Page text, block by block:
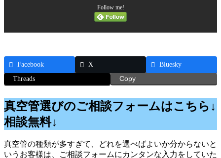
Follow me!
Facebook X
Bluesky
Threads
Copy
真空管選びのご相談フォームはこちら↓
相談無料↓
真空管の種類が多すぎて、どれを選べばよいか分からないと
いうお客様は、ご相談フォームにカンタンな入力をしていた